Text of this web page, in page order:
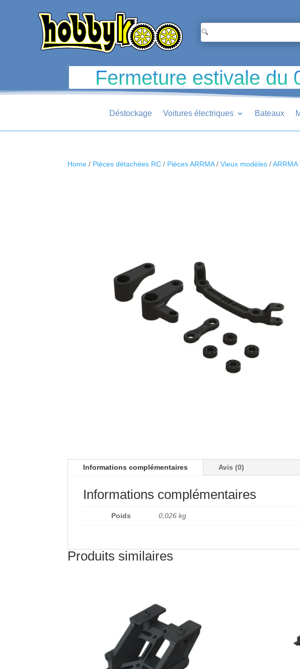
Fermeture estivale du
Déstockage Voitures électriques Bateaux
Home / Pièces détachées RC / Pièces ARRMA/Vieux modèles /ARRMA
Informations complémentaires Avis (0)
Informations complémentaires
Poids 0,026 kg
Produits similaires